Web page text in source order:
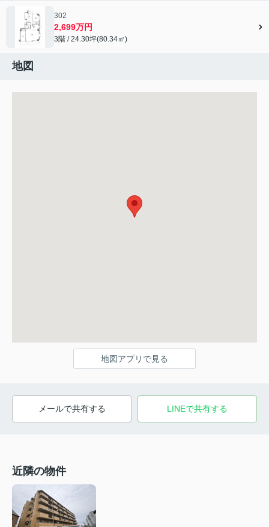
302
2,699万円
3階 / 24.30坪(80.34㎡)
地図
地図アプリで見る
メールで共有する LINEで共有する
近隣の物件